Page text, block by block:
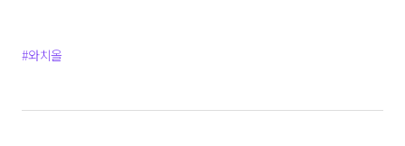
#와치올